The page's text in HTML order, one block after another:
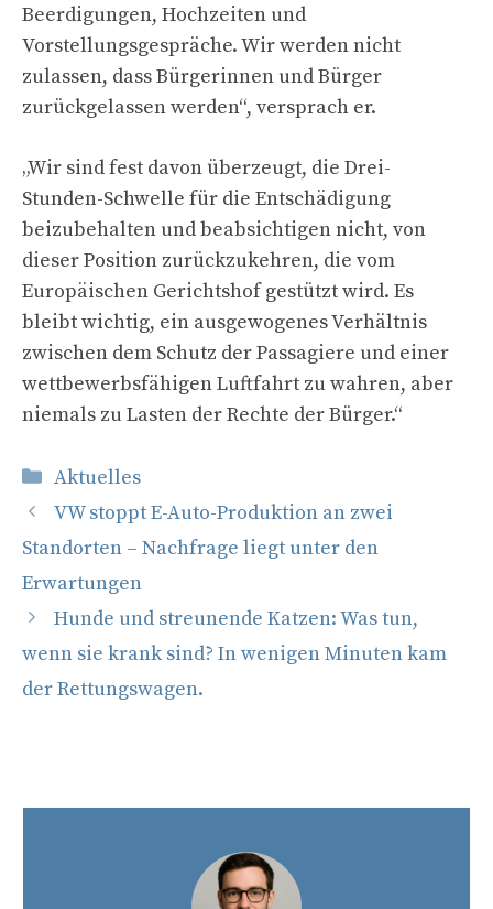
Beerdigungen, Hochzeiten und
Vorstellungsgespräche. Wir werden nicht
zulassen, dass Bürgerinnen und Bürger
zurückgelassen werden“, versprach er.
„Wir sind fest davon überzeugt, die Drei-
Stunden-Schwelle für die Entschädigung
beizubehalten und beabsichtigen nicht, von
dieser Position zurückzukehren, die vom
Europäischen Gerichtshof gestützt wird. Es
bleibt wichtig, ein ausgewogenes Verhältnis
zwischen dem Schutz der Passagiere und einer
wettbewerbsfähigen Luftfahrt zu wahren, aber
niemals zu Lasten der Rechte der Bürger.“
Kategorien
Aktuelles
VW stoppt E-Auto-Produktion an zwei
Standorten – Nachfrage liegt unter den
Erwartungen
Hunde und streunende Katzen: Was tun,
wenn sie krank sind? In wenigen Minuten kam
der Rettungswagen.